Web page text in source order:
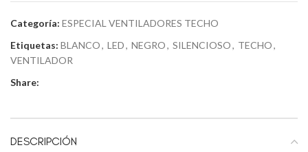
Categoría: ESPECIAL VENTILADORES TECHO
Etiquetas: BLANCO, LED, NEGRO, SILENCIOSO, TECHO,
VENTILADOR
Share:
DESCRIPCIÓN